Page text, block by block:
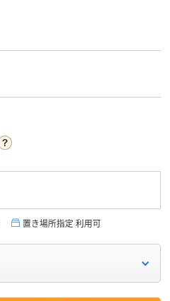
置き場所指定 利用可